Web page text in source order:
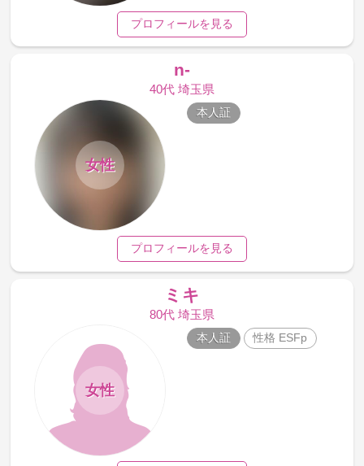
プロフィールを見る
n-
40代 埼玉県
女性
本人証
プロフィールを見る
ミキ
80代 埼玉県
女性
本人証 性格 ESFp